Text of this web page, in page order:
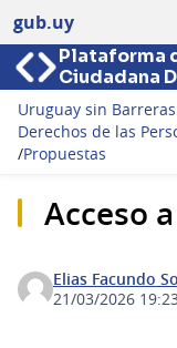
gub.uy
Plataforma
Ciudadana
Uruguay sin
Derechos de las
/Propuestas
Acceso
Elias Facundo
21/03/2026 19:23